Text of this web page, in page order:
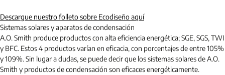
Descargue nuestro folleto sobre Ecodiseño aquí
Sistemas solares y aparatos de condensación
A.O. Smith produce productos con alta eficiencia energética; SGE, SGS, TWI
y BFC. Estos 4 productos varían en eficacia, con porcentajes de entre 105%
y 109%. Sin lugar a dudas, se puede decir que los sistemas solares de A.O.
Smith y productos de condensación son eficaces energéticamente.